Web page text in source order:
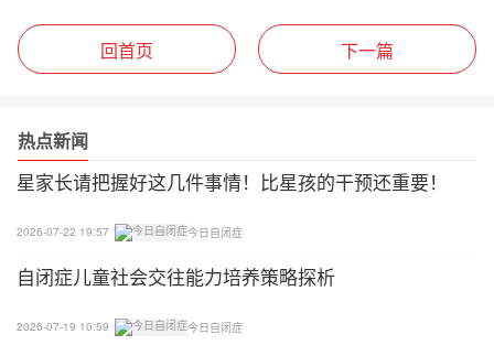
纳森格林说：“这表明我们对孩子发展机制的改变有
了进一步的研究。”
来自英国婴儿同胞自闭症研究中心（BASIS）。这些
所谓的“婴儿同胞（兄弟姐妹患有自闭症）”诊断为自
这同一群婴儿到3岁。
有自闭症风险的婴儿。BASIS的主要目标是为研究英
回首页 下一篇
热点新闻
星家长请把握好这几件事情！比星孩的干预还重要！
2026-07-22 19:57 今日自闭症
自闭症儿童社会交往能力培养策略探析
2026-07-19 10:59 今日自闭症